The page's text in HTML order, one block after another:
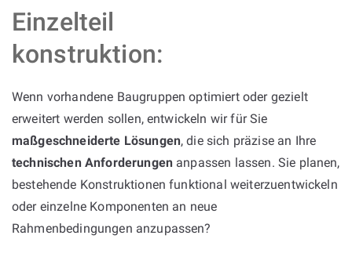
Einzelteil
konstruktion:
Wenn vorhandene Baugruppen optimiert oder gezielt
erweitert werden sollen, entwickeln wir für Sie
maßgeschneiderte Lösungen, die sich präzise an Ihre
technischen Anforderungen anpassen lassen. Sie planen,
bestehende Konstruktionen funktional weiterzuentwickeln
oder einzelne Komponenten an neue
Rahmenbedingungen anzupassen?